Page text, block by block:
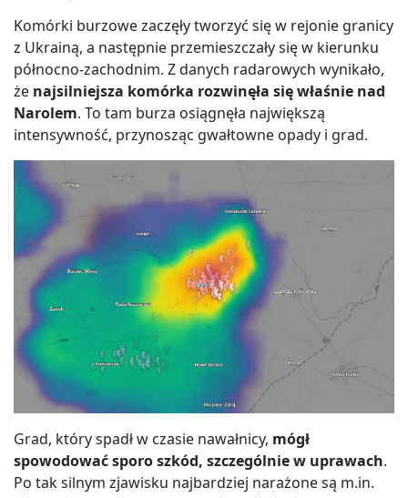
Komórki burzowe zaczęły tworzyć się w rejonie granicy
z Ukrainą, a następnie przemieszczały się w kierunku
północno-zachodnim. Z danych radarowych wynikało,
że najsilniejsza komórka rozwinęła się właśnie nad
Narolem. To tam burza osiągnęła największą
intensywność, przynosząc gwałtowne opady i grad.
Grad, który spadł w czasie nawałnicy, mógł
spowodować sporo szkód, szczególnie w uprawach.
Po tak silnym zjawisku najbardziej narażone są m.in.